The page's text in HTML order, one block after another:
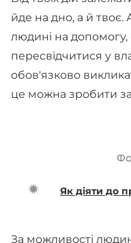
йде на дно, а й
людині на допомогу,
пересвідчитися у
обов'язково
це можна зробити за
Як діяти до
За можливості